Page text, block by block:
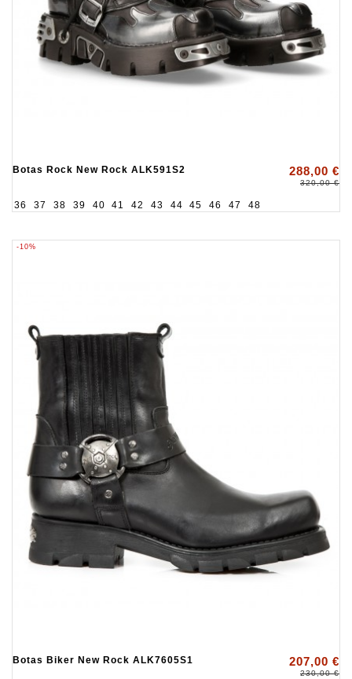
Botas Rock New Rock ALK591S2 288,00 €
320,00 €
36 37 38 39 40 41 42 43 44 45 46 47 48
-10%
Botas Biker New Rock ALK7605S1 207,00 €
230,00 €